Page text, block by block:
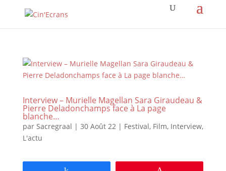
Interview – Murielle Magellan Sara Giraudeau &
Pierre Deladonchamps face à La page
blanche…
par Sacregraal | 30 Août 22| Festival, Film, Interview,
L'actu